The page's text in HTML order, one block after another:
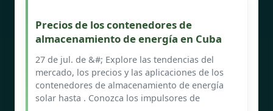
Precios de los contenedores de
almacenamiento de energía en Cuba
27 de jul. de &#; Explore las tendencias del
mercado, los precios y las aplicaciones de los
contenedores de almacenamiento de energía
solar hasta . Conozca los impulsores de